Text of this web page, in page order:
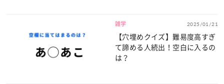
雑学 2025/01/21
【穴埋めクイズ】難易度高すぎ
て諦める人続出！空白に入るの
は？